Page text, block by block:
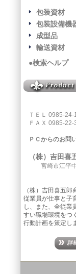
包装資材
包装設備機
成型品
輸送資材
●検索ヘルプ
ＴＥＬ 0985-24-
ＦＡＸ 0985-22-
ＰＣからのお問
（株）吉田喜
宮崎市江平中
（株）吉田喜五郎
従業員が仕事と子
し、また、全従業
すい職場環境をつ
行動計画を策定し